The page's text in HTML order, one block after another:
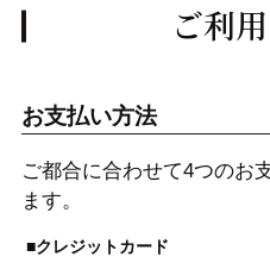
ご利
お支払い方法
ご都合に合わせて4つのお
ます。
■クレジットカード